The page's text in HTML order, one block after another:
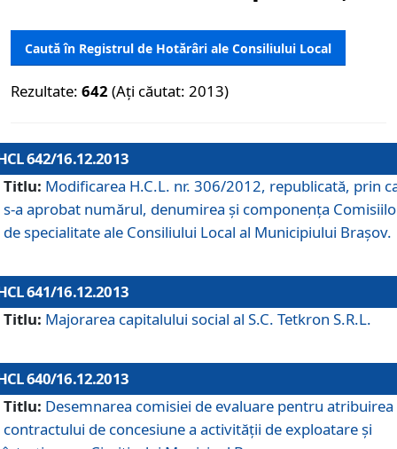
Caută în Registrul de Hotărâri ale Consiliului Local
Rezultate: 642 (Ați căutat: 2013)
642/16.12.2013
Titlu: Modificarea H.C.L. nr. 306/2012, republicată, prin
s-a aprobat numărul, denumirea şi componenţa
de specialitate ale Consiliului Local al Municipiului Braşov.
641/16.12.2013
Titlu: Majorarea capitalului social al S.C. Tetkron S.R.L.
640/16.12.2013
Titlu: Desemnarea comisiei de evaluare pentru atribuirea
contractului de concesiune a activităţii de exploatare şi